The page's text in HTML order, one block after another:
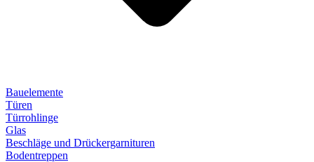
Bauelemente
Türen
Türrohlinge
Glas
Beschläge und Drückergarnituren
Bodentreppen